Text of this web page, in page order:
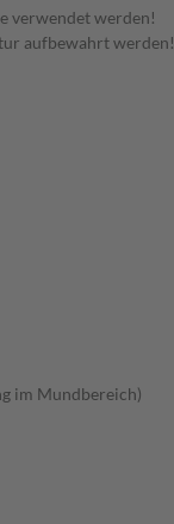
verwendet werden!
aufbewahrt werden!
im Mundbereich)